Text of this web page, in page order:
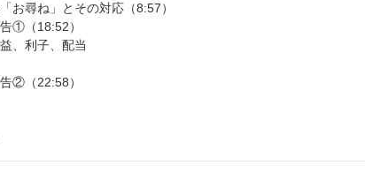
お尋ね」とその対応（8:57）
①（18:52）
、利子、配当
②（22:58）